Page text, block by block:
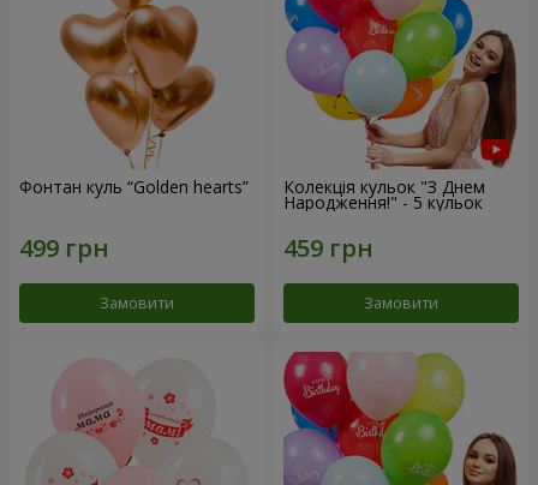
Фонтан куль “Golden hearts”
Замовити
Колекція кульок "З Днем
Народження!" - 5 кульок
Замовити